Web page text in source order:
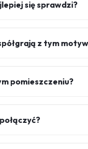
się sprawdzi?
z tym
pomieszczeniu?